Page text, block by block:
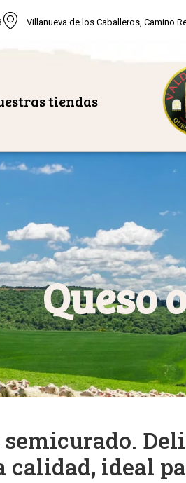
Villanueva de los Caballeros, Camino
tiendas
Queso
semicurado.
calidad, ideal